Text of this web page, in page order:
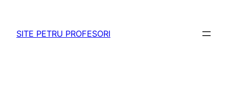
conținut
SITE PETRU PROFESORI